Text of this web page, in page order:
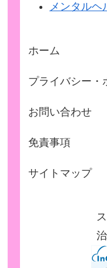
メンタルヘ
ホーム
プライバシー・
お問い合わせ
免責事項
サイトマップ